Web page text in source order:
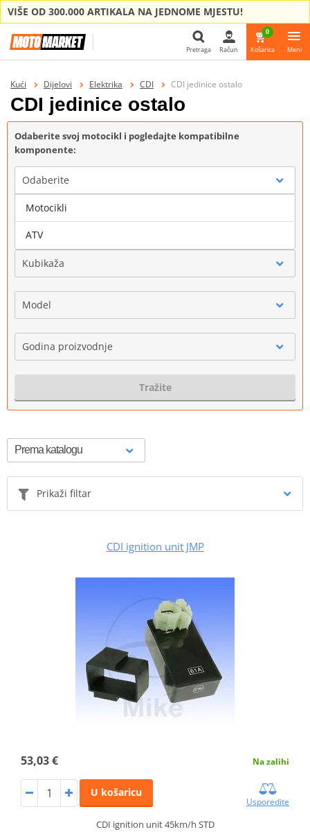
VIŠE OD 300.000 ARTIKALA NA JEDNOME MJESTU!
Pretraga Račun
0
Košarica Meni
Kući Dijelovi Elektrika CDI CDI jedinice ostalo
CDI jedinice ostalo
Odaberite svoj motocikl i pogledajte kompatibilne
komponente:
Odaberite
Marka
Kubikaža
Model
Godina proizvodnje
Tražite
Prikaži filtar
CDI ignition unit JMP
53,03 € Na zalihi
U košaricu
Usporedite
CDI ignition unit 45km/h STD
Motocikli
ATV